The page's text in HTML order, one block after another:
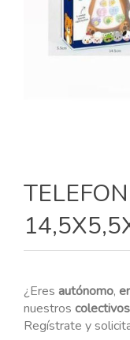
¿Eres autónomo,
nuestros colectivos
Regístrate y